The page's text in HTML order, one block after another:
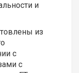
и
из
с
с